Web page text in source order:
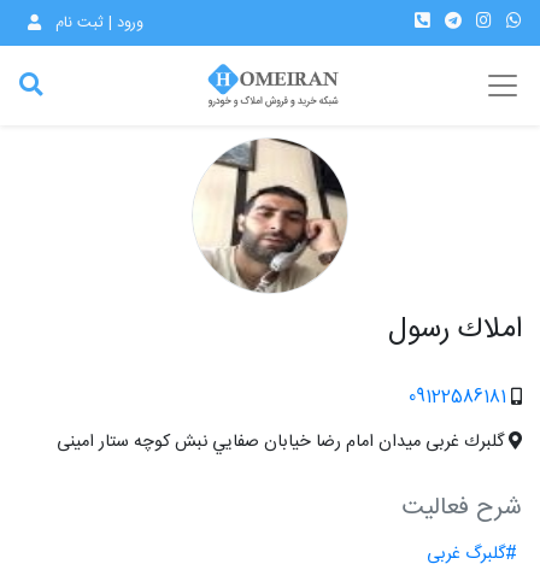
ورود | ثبت نام
املاك رسول
09122586181
گلبرك غربى ميدان امام رضا خيابان صفايي نبش كوچه ستار امينى
شرح فعالیت
#گلبرگ غربی